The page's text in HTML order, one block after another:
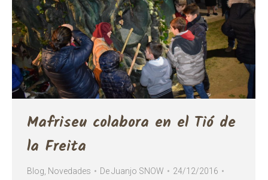
Mafriseu colabora en el Tió de
la Freita
Blog Novedades DeJuanjo SNOW
24/12/2016